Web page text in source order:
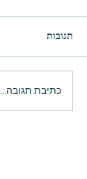
תגובות
כתיבת תגובה...